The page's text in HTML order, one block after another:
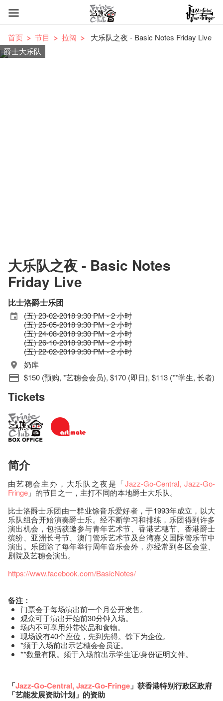
首页 节目 拉阔
大乐队之夜 - Basic Notes Friday Live
爵士大乐队
大乐队之夜 - Basic Notes
Friday Live
比士洛爵士乐团
(五) 23-02-2018 9:30 PM - 2 小时
(五) 25-05-2018 9:30 PM - 2 小时
(五) 24-08-2018 9:30 PM - 2 小时
(五) 26-10-2018 9:30 PM - 2 小时
(五) 22-02-2019 9:30 PM - 2 小时
奶库
$150 (预购, *艺穗会会员), $170 (即日), $113 (**学生, 长者)
Tickets
简介
由艺穗会主办，大乐队之夜是「Jazz-Go-Central, Jazz-Go-
Fringe 」的节目之一，主打不同的本地爵士大乐队。
比士洛爵士乐团由一群业馀音乐爱好者，于1993年成立，以大
乐队组合开始演奏爵士乐。经不断学习和排练，乐团得到许多
演出机会，包括获邀参与青年艺术节、香港艺穗节、香港爵士
缤纷、亚洲长号节、澳门管乐艺术节及台湾嘉义国际管乐节中
演出。乐团除了每年举行周年音乐会外，亦经常到各区会堂、
剧院及艺穗会演出。
https://www.facebook.com/BasicNotes/
备注：
门票会于每场演出前一个月公开发售。
观众可于演出开始前30分钟入场。
场内不可享用外带饮品和食物。
现场设有40个座位，先到先得。馀下为企位。
*须于入场前出示艺穗会会员证。
**数量有限。须于入场前出示学生证/身份证明文件。
「Jazz-Go-Central, Jazz-Go-Fringe」获香港特别行政区政府
「艺能发展资助计划」的资助